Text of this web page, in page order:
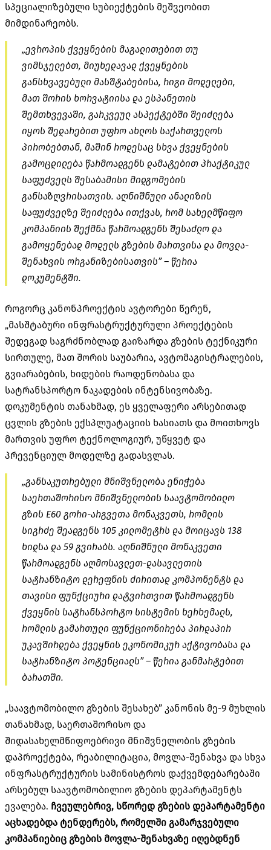
სპეციალიზებული სუბიექტების მეშვეობით
მიმდინარეობს.
„ევროპის ქვეყნების მაგალითებით თუ
ვიმსჯელებთ, მიუხედავად ქვეყნების
განსხვავებული მასშტაბებისა, რიგი მოდელები,
მათ შორის ხორვატიისა და ესპანეთის
შემთხვევაში, გარკვეულ ასპექტებში შეიძლება
იყოს შედარებით უფრო ახლოს საქართველოს
პირობებთან, მაშინ როდესაც სხვა ქვეყნების
გამოცდილება წარმოადგენს დამატებით პრაქტიკულ
საფუძველს შესაბამისი მიდგომების
განსაზღვრისათვის. აღნიშნული ანალიზის
საფუძველზე შეიძლება ითქვას, რომ სახელმწიფო
კომპანიის შექმნა წარმოადგენს შესაძლო და
გამოყენებად მოდელს გზების მართვისა და მოვლა-
შენახვის ორგანიზებისათვის” – წერია
დოკუმენტში.
როგორც კანონპროექტის ავტორები წერენ,
„მასშტაბური ინფრასტრუქტურული პროექტების
შედეგად საგრძნობლად გაიზარდა გზების ტექნიკური
სირთულე, მათ შორის საუბარია, ავტომაგისტრალების,
გვიარაბების, ხიდების რაოდენობასა და
სატრანსპორტო ნაკადების ინტენსივობაზე.
დოკუმენტის თანახმად, ეს ყველაფერი არსებითად
ცვლის გზების ექსპლუატაციის ხასიათს და მოითხოვს
მართვის უფრო ტექნოლოგიურ, უწყვეტ და
პრევენციულ მოდელზე გადასვლას.
„განსაკუთრებული მნიშვნელობა ენიჭება
საერთაშორისო მნიშვნელობის საავტომობილო
გზის E60 გორი-არგვეთა მონაკვეთს, რომლის
სიგრძე შეადგენს 105 კილომეტრს და მოიცავს 138
ხიდსა და 59 გვირაბს. აღნიშნული მონაკვეთი
წარმოადგენს აღმოსავლეთ-დასავლეთის
სატრანზიტო დერეფნის ძირითად კომპონენტს და
თავისი ფუნქციური დატვირთვით წარმოადგენს
ქვეყნის სატრანსპორტო სისტემის ხერხემალს,
რომლის გამართული ფუნქციონირება პირდაპირ
უკავშირდება ქვეყნის ეკონომიკურ აქტივობასა და
სატრანზიტო პოტენციალს” – წერია განმარტებით
ბარათში.
„საავტომობილო გზების შესახებ” კანონის მე-9 მუხლის
თანახმად, საერთაშორისო და
შიდასახელმწიფოებრივი მნიშვნელობის გზების
დაპროექტება, რეაბილიტაცია, მოვლა-შენახვა და სხვა
ინფრასტრუქტურის სამინისტროს დაქვემდებარებაში
არსებულ საავტომობილიო გზების დეპარტამენტს
ევალება. ჩვეულებრივ, სწორედ გზების დეპარტამენტი
აცხადებდა ტენდერებს, რომელში გამარჯვებული
კომპანიებიც გზების მოვლა-შენახვაზე იღებდნენ